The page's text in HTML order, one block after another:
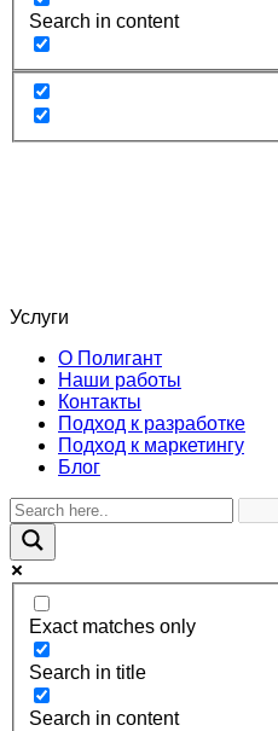
Search in content
Услуги
О Полигант
Наши работы
Контакты
Подход к разработке
Подход к маркетингу
Блог
Exact matches only
Search in title
Search in content